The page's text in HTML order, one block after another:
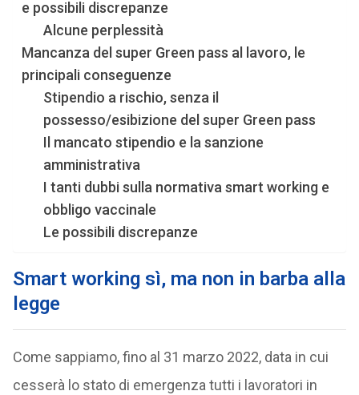
e possibili discrepanze
Alcune perplessità
Mancanza del super Green pass al lavoro, le
principali conseguenze
Stipendio a rischio, senza il
possesso/esibizione del super Green pass
Il mancato stipendio e la sanzione
amministrativa
I tanti dubbi sulla normativa smart working e
obbligo vaccinale
Le possibili discrepanze
Smart working sì, ma non in barba alla
legge
Come sappiamo, fino al 31 marzo 2022, data in cui
cesserà lo stato di emergenza tutti i lavoratori in